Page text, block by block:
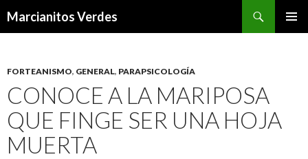
Marcianitos Verdes
FORTEANISMO, GENERAL, PARAPSICOLOGÍA
CONOCE A LA MARIPOSA
QUE FINGE SER UNA HOJA
MUERTA